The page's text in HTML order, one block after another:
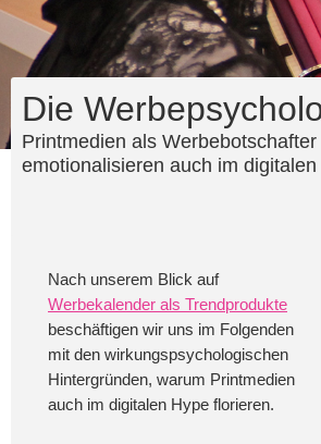
Die
Printmedien als Werbebotschafter
emotionalisieren auch im
Nach unserem Blick auf
Werbekalender als Trendprodukte
beschäftigen wir uns im Folgenden
mit den wirkungspsychologischen
Hintergründen, warum Printmedien
auch im digitalen Hype florieren.